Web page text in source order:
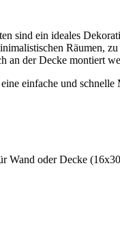
sind ein ideales
Räumen,
an der Decke montiert
einfache und
Wand oder Decke